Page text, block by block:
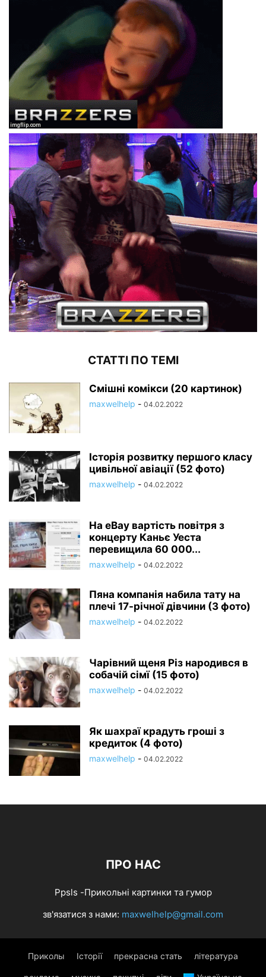
СТАТТІ ПО ТЕМІ
Смішні комікси (20 картинок)
maxwelhelp - 04.02.2022
Історія розвитку першого класу
цивільної авіації (52 фото)
maxwelhelp - 04.02.2022
На eBay вартість повітря з
концерту Каньє Уеста
перевищила 60 000...
maxwelhelp - 04.02.2022
Пяна компанія набила тату на
плечі 17-річної дівчини (3 фото)
maxwelhelp - 04.02.2022
Чарівний щеня Різ народився в
собачій сімї (15 фото)
maxwelhelp - 04.02.2022
Як шахраї крадуть гроші з
кредиток (4 фото)
maxwelhelp - 04.02.2022
ПРО НАС
Ppsls -Прикольні картинки та гумор
зв'язатися з нами: maxwelhelp@gmail.com
Приколы Історії прекрасна стать література